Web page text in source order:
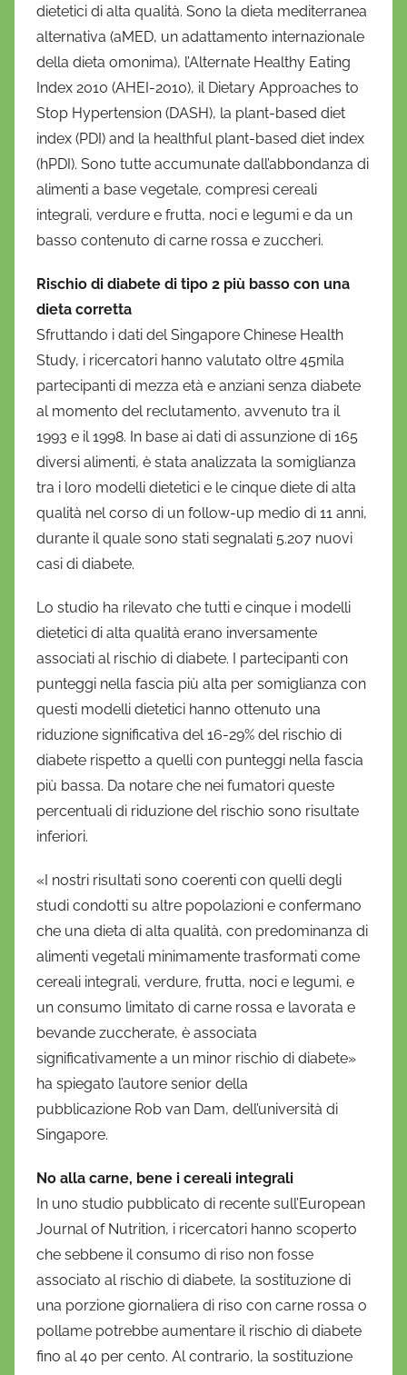
dietetici di alta qualità. Sono la dieta mediterranea
alternativa (aMED, un adattamento internazionale
della dieta omonima), l’Alternate Healthy Eating
Index 2010 (AHEI-2010), il Dietary Approaches to
Stop Hypertension (DASH), la plant-based diet
index (PDI) and la healthful plant-based diet index
(hPDI). Sono tutte accumunate dall’abbondanza di
alimenti a base vegetale, compresi cereali
integrali, verdure e frutta, noci e legumi e da un
basso contenuto di carne rossa e zuccheri.
Rischio di diabete di tipo 2 più basso con una
dieta corretta
Sfruttando i dati del Singapore Chinese Health
Study, i ricercatori hanno valutato oltre 45mila
partecipanti di mezza età e anziani senza diabete
al momento del reclutamento, avvenuto tra il
1993 e il 1998. In base ai dati di assunzione di 165
diversi alimenti, è stata analizzata la somiglianza
tra i loro modelli dietetici e le cinque diete di alta
qualità nel corso di un follow-up medio di 11 anni,
durante il quale sono stati segnalati 5.207 nuovi
casi di diabete.
Lo studio ha rilevato che tutti e cinque i modelli
dietetici di alta qualità erano inversamente
associati al rischio di diabete. I partecipanti con
punteggi nella fascia più alta per somiglianza con
questi modelli dietetici hanno ottenuto una
riduzione significativa del 16-29% del rischio di
diabete rispetto a quelli con punteggi nella fascia
più bassa. Da notare che nei fumatori queste
percentuali di riduzione del rischio sono risultate
inferiori.
«I nostri risultati sono coerenti con quelli degli
studi condotti su altre popolazioni e confermano
che una dieta di alta qualità, con predominanza di
alimenti vegetali minimamente trasformati come
cereali integrali, verdure, frutta, noci e legumi, e
un consumo limitato di carne rossa e lavorata e
bevande zuccherate, è associata
significativamente a un minor rischio di diabete»
ha spiegato l’autore senior della
pubblicazione Rob van Dam, dell’università di
Singapore.
No alla carne, bene i cereali integrali
In uno studio pubblicato di recente sull’European
Journal of Nutrition, i ricercatori hanno scoperto
che sebbene il consumo di riso non fosse
associato al rischio di diabete, la sostituzione di
una porzione giornaliera di riso con carne rossa o
pollame potrebbe aumentare il rischio di diabete
fino al 40 per cento. Al contrario, la sostituzione